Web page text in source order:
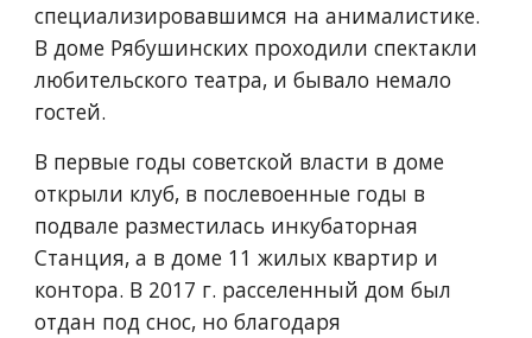
специализировавшимся на анималистике.
В доме Рябушинских проходили спектакли
любительского театра, и бывало немало
гостей.
В первые годы советской власти в доме
открыли клуб, в послевоенные годы в
подвале разместилась инкубаторная
Станция, а в доме 11 жилых квартир и
контора. В 2017 г. расселенный дом был
отдан под снос, но благодаря